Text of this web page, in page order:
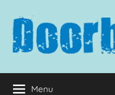
inhoud
springen
Menu